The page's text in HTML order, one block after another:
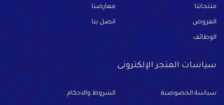
منتجاتنا معارضنا
العروض اتصل بنا
الوظائف
سياسات المتجر الإلكترونى
سياسة الخصوصية الشروط والاحكام